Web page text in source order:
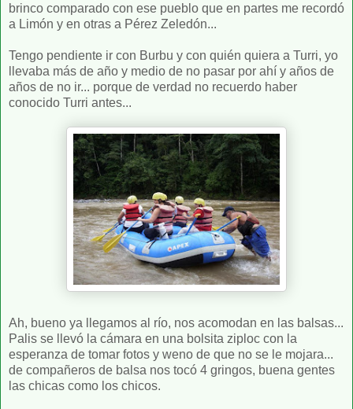
brinco comparado con ese pueblo que en partes me recordó
a Limón y en otras a Pérez Zeledón...
Tengo pendiente ir con Burbu y con quién quiera a Turri, yo
llevaba más de año y medio de no pasar por ahí y años de
años de no ir... porque de verdad no recuerdo haber
conocido Turri antes...
Ah, bueno ya llegamos al río, nos acomodan en las balsas...
Palis se llevó la cámara en una bolsita ziploc con la
esperanza de tomar fotos y weno de que no se le mojara...
de compañeros de balsa nos tocó 4 gringos, buena gentes
las chicas como los chicos.